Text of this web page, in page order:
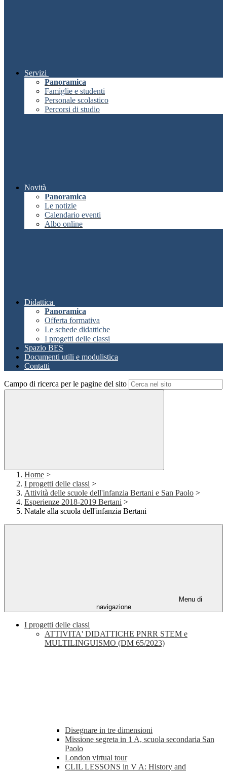
Servizi
Panoramica
Famiglie e studenti
Personale scolastico
Percorsi di studio
Novità
Panoramica
Le notizie
Calendario eventi
Albo online
Didattica
Panoramica
Offerta formativa
Le schede didattiche
I progetti delle classi
Spazio BES
Documenti utili e modulistica
Contatti
Campo di ricerca per le pagine del sito
Home >
I progetti delle classi >
Attività delle scuole dell'infanzia Bertani e San Paolo >
Esperienze 2018-2019 Bertani >
Natale alla scuola dell'infanzia Bertani
Menu di
navigazione
I progetti delle classi
ATTIVITA' DIDATTICHE PNRR STEM e
MULTILINGUISMO (DM 65/2023)
Disegnare in tre dimensioni
Missione segreta in 1 A, scuola secondaria San
Paolo
London virtual tour
CLIL LESSONS in V A: History and